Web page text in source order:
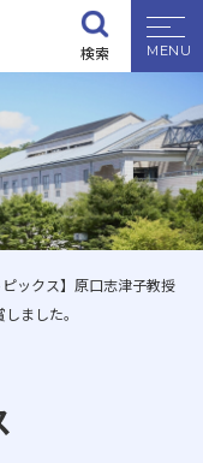
検索
ピックス】原口志津子教授
ました。